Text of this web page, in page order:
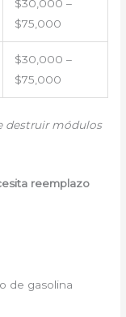
$30,000 –
$75,000
$30,000 –
$75,000
destruir módulos
reemplazo
de gasolina